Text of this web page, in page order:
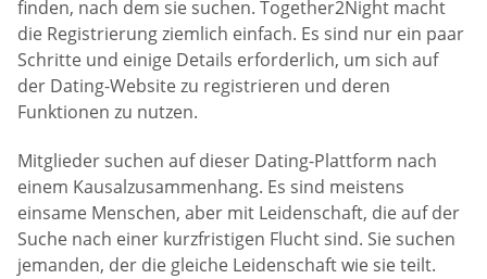
finden, nach dem sie suchen. Together2Night macht
die Registrierung ziemlich einfach. Es sind nur ein paar
Schritte und einige Details erforderlich, um sich auf
der Dating-Website zu registrieren und deren
Funktionen zu nutzen.
Mitglieder suchen auf dieser Dating-Plattform nach
einem Kausalzusammenhang. Es sind meistens
einsame Menschen, aber mit Leidenschaft, die auf der
Suche nach einer kurzfristigen Flucht sind. Sie suchen
jemanden, der die gleiche Leidenschaft wie sie teilt.